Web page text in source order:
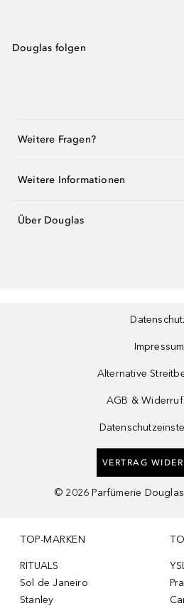
Douglas folgen
Weitere Fragen?
Weitere Informationen
Über Douglas
Impressum
Alternative
AGB &
VERTRAG
© 2026 Parfümerie
TOP-MARKEN
RITUALS
Sol de Janeiro
Stanley